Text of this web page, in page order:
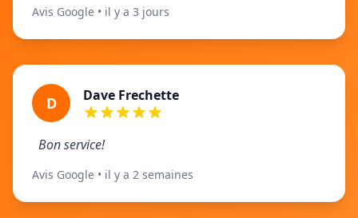
Avis Google • il y a 3 jours
D Dave Frechette
Bon service!
Avis Google • il y a 2 semaines